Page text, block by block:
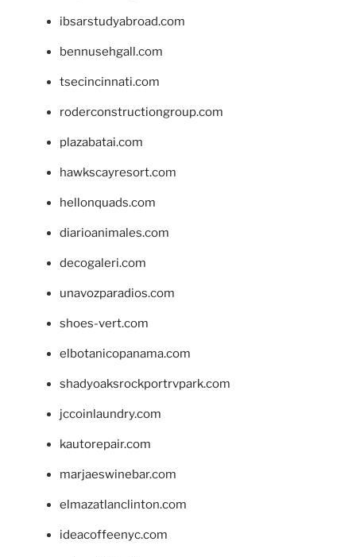
ibsarstudyabroad.com
bennusehgall.com
tsecincinnati.com
roderconstructiongroup.com
plazabatai.com
hawkscayresort.com
hellonquads.com
diarioanimales.com
decogaleri.com
unavozparadios.com
shoes-vert.com
elbotanicopanama.com
shadyoaksrockportrvpark.com
jccoinlaundry.com
kautorepair.com
marjaeswinebar.com
elmazatlanclinton.com
ideacoffeenyc.com